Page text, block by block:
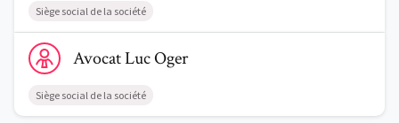
Siège social de la société
Voir le profil de AvocatLuc Oger
AvocatLucOger
Siège social de la société